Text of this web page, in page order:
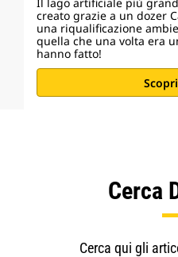
creato grazie a un dozer
una riqualificazione
quella che una volta era
hanno fatto!
Cerca
Cerca qui gli